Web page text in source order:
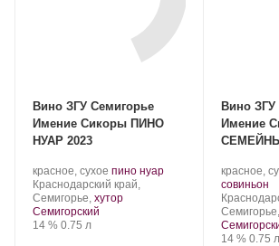
Вино ЗГУ Семигорье
Имение Сикоры ПИНО
НУАР 2023
Производитель:
Имение
Сикоры.
красное, сухое .
Сорт
винограда:
пино нуар.
Регион:
Краснодарский край,
Семигорье, хутор
Семигорский
Крепость
14 %. Объем
0.75 л
Вино ЗГУ
Имение
Имение
Сикоры.
красное,
совиньон.
Регион:
Семигорье,
Крепость
14 %. Объем
0.75 л